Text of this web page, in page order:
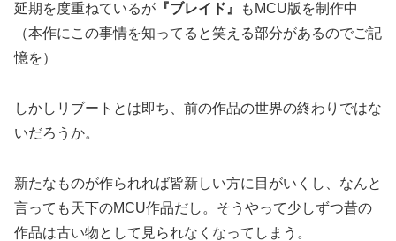
延期を度重ねているが 『ブレイド』
もMCU版を制作中
（本作にこの事情を知ってると笑える部分があるのでご記
憶を）
しかしリブートとは即ち、前の作品の世界の終わりではな
いだろうか。
新たなものが作られれば皆新しい方に目がいくし、なんと
言っても天下のMCU作品だし。そうやって少しずつ昔の
作品は古い物として見られなくなってしまう。